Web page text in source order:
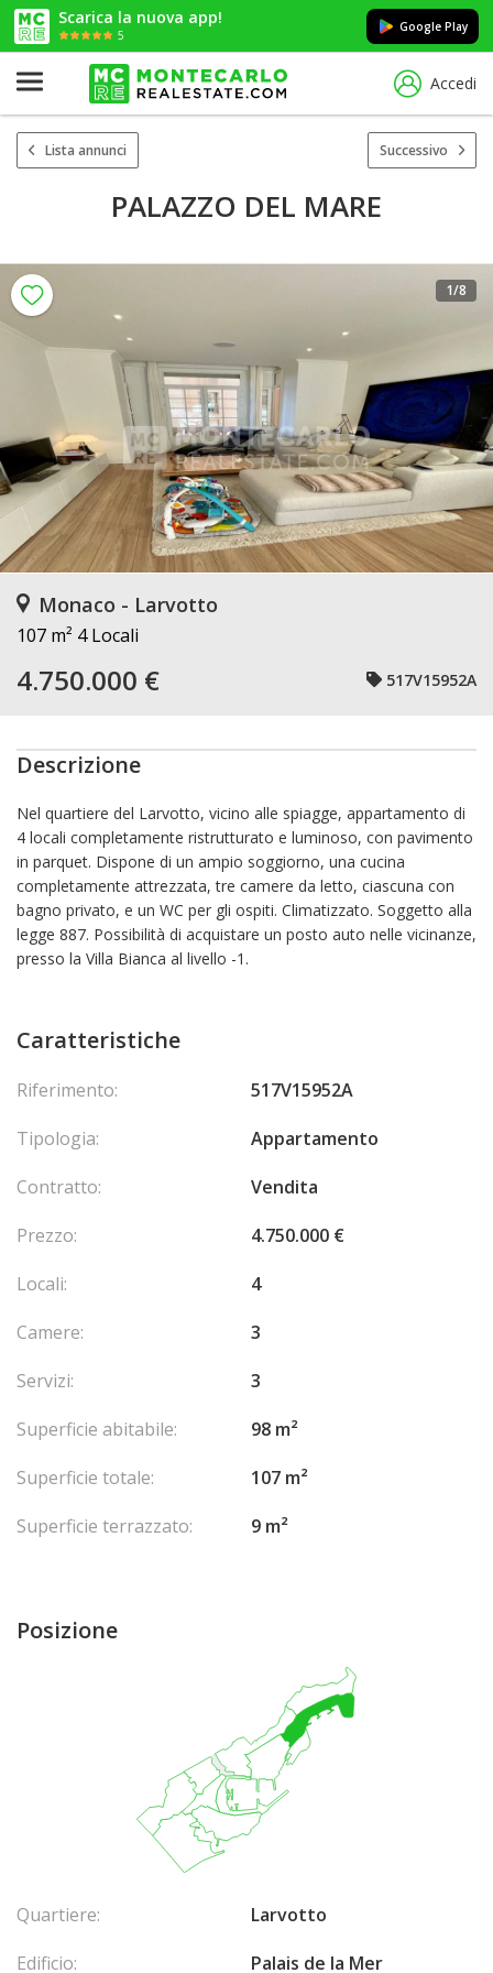
Scarica la nuova app!
5
Google Play
Accedi
Lista annunci Successivo
PALAZZO DEL MARE
1/8
Monaco - Larvotto
107 m² 4 Locali
4.750.000 € 517V15952A
Descrizione
Nel quartiere del Larvotto, vicino alle spiagge, appartamento di
4 locali completamente ristrutturato e luminoso, con pavimento
in parquet. Dispone di un ampio soggiorno, una cucina
completamente attrezzata, tre camere da letto, ciascuna con
bagno privato, e un WC per gli ospiti. Climatizzato. Soggetto alla
legge 887. Possibilità di acquistare un posto auto nelle vicinanze,
presso la Villa Bianca al livello -1.
Caratteristiche
Riferimento:
517V15952A
Tipologia:
Appartamento
Contratto:
Vendita
Prezzo:
4.750.000 €
Locali:
4
Camere:
3
Servizi:
3
Superficie abitabile:
98 m²
Superficie totale:
107 m²
Superficie terrazzato:
9 m²
Posizione
Quartiere:
Larvotto
Edificio:
Palais de la Mer